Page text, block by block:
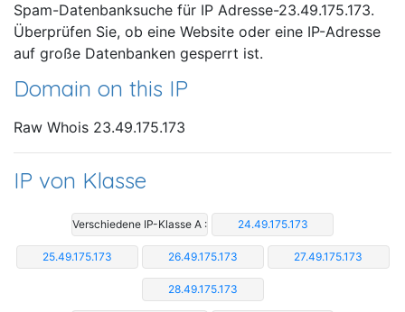
Spam-Datenbanksuche für IP Adresse-23.49.175.173.
Überprüfen Sie, ob eine Website oder eine IP-Adresse
auf große Datenbanken gesperrt ist.
Domain on this IP
Raw Whois 23.49.175.173
IP von Klasse
Verschiedene IP-Klasse A : 24.49.175.173
25.49.175.173 26.49.175.173 27.49.175.173
28.49.175.173